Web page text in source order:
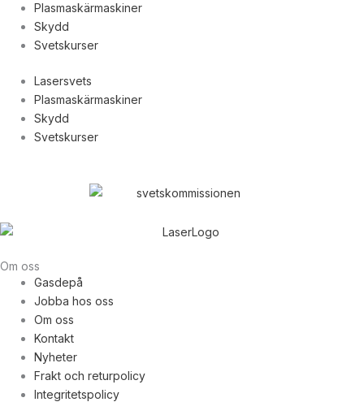
Plasmaskärmaskiner
Skydd
Svetskurser
Lasersvets
Plasmaskärmaskiner
Skydd
Svetskurser
Om oss
Gasdepå
Jobba hos oss
Om oss
Kontakt
Nyheter
Frakt och returpolicy
Integritetspolicy